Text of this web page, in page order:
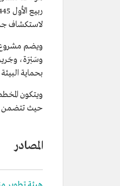
لاستكشاف
بحماية
حيث تتضمن المرحلة الأولى تطوير 940
المصادر